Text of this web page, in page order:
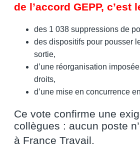
de l’accord GEPP, c’est
des 1 038 suppressions de
des dispositifs pour pousser
sortie,
d’une réorganisation
droits,
d’une mise en concurrence
Ce vote confirme une
collègues : aucun poste
à France Travail.